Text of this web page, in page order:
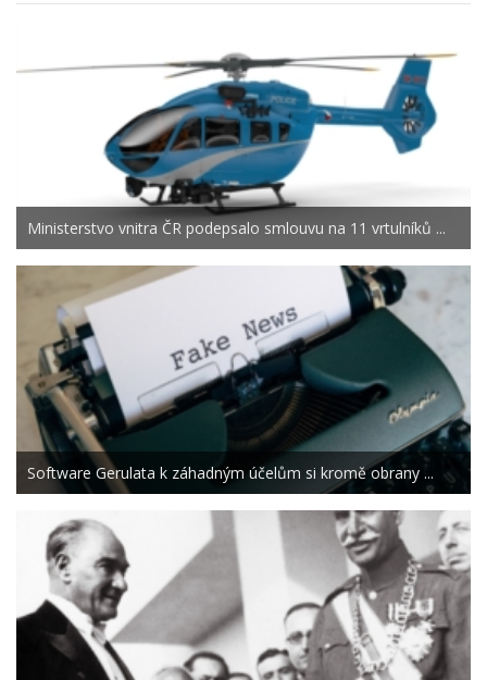
Ministerstvo vnitra ČR podepsalo smlouvu na 11 vrtulníků ...
Software Gerulata k záhadným účelům si kromě obrany ...